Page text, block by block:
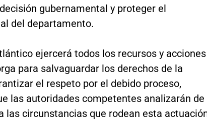
gubernamental y proteger el
del departamento.
ejercerá todos los recursos y acciones
para salvaguardar los derechos de la
el respeto por el debido proceso,
las autoridades competentes analizarán de
las circunstancias que rodean esta